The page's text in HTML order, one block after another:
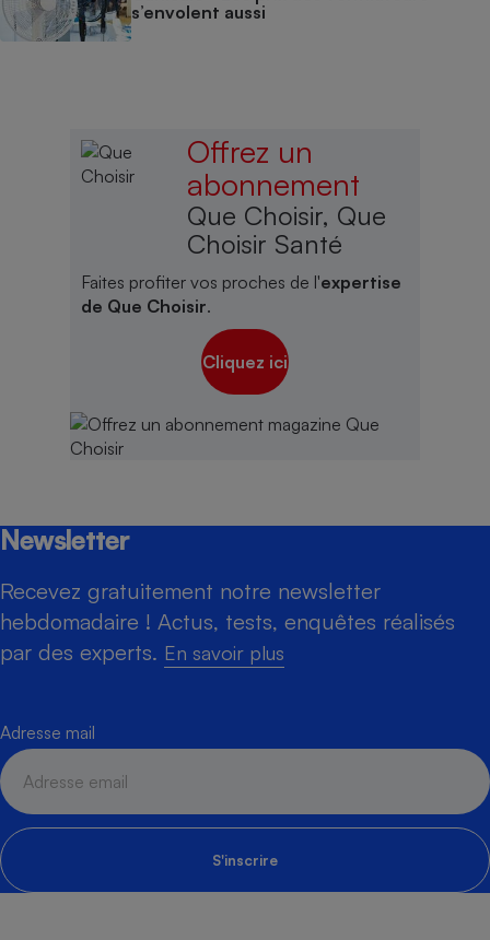
s’envolent aussi
Offrez un
abonnement
Que Choisir, Que
Choisir Santé
Faites profiter vos proches de l'expertise
de Que Choisir.
Cliquez ici
Newsletter
Recevez gratuitement notre newsletter
hebdomadaire ! Actus, tests, enquêtes réalisés
par des experts. En savoir plus
Adresse mail
S'inscrire